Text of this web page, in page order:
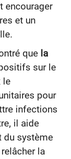
encourager
et un
que la
sur le
le
pour
infections
il aide
du système
la